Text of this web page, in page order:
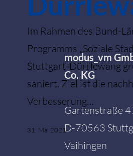
Im Rahmen des Bund-
Programms „Soziale
Stuttgart-Dürrlewang
saniert. Ziel ist die
Verbesserung…
31. Mai 2021
modus_vm
Co. KG
Gartenstraße
D-70563
Vaihingen